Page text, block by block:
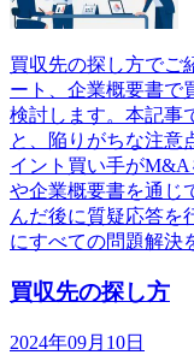
買収先の探し方でご
ート、企業概要書で
検討します。本記事
と、陥りがちな注意
イント買い手が
や企業概要書を通じ
んだ後に質疑応答を
にすべての問題解決
買収先の探し方
2024年09月10日